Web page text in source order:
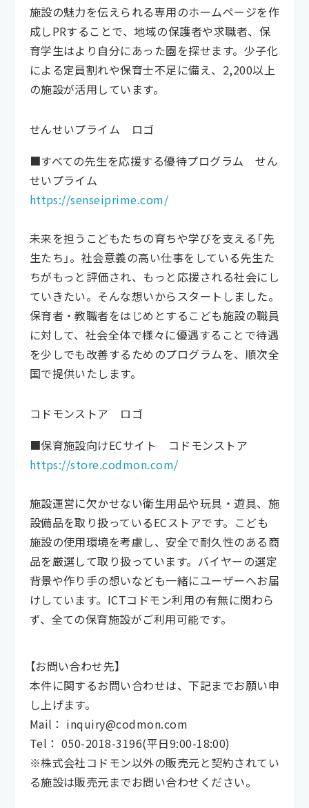
施設の魅力を伝えられる専用のホームページを作
成しPRすることで、地域の保護者や求職者、保
育学生はより自分にあった園を探せます。少子化
による定員割れや保育士不足に備え、2,200以上
の施設が活用しています。
せんせいプライム ロゴ
■すべての先生を応援する優待プログラム せん
せいプライム
https://senseiprime.com/
未来を担うこどもたちの育ちや学びを支える「先
生たち」。社会意義の高い仕事をしている先生た
ちがもっと評価され、もっと応援される社会にし
ていきたい。そんな想いからスタートしました。
保育者・教職者をはじめとするこども施設の職員
に対して、社会全体で様々に優遇することで待遇
を少しでも改善するためのプログラムを、順次全
国で提供いたします。
コドモンストア ロゴ
■保育施設向けECサイト コドモンストア
https://store.codmon.com/
施設運営に欠かせない衛生用品や玩具・遊具、施
設備品を取り扱っているECストアです。こども
施設の使用環境を考慮し、安全で耐久性のある商
品を厳選して取り扱っています。バイヤーの選定
背景や作り手の想いなども一緒にユーザーへお届
けしています。ICTコドモン利用の有無に関わら
ず、全ての保育施設がご利用可能です。
【お問い合わせ先】
本件に関するお問い合わせは、下記までお願い申
し上げます。
Mail： inquiry@codmon.com
Tel： 050-2018-3196(平日9:00-18:00)
※株式会社コドモン以外の販売元と契約されてい
る施設は販売元までお問い合わせください。